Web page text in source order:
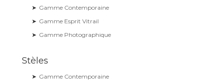
➤ Gamme Contemporaine
➤ Gamme Esprit Vitrail
➤ Gamme Photographique
Stèles
➤ Gamme Contemporaine